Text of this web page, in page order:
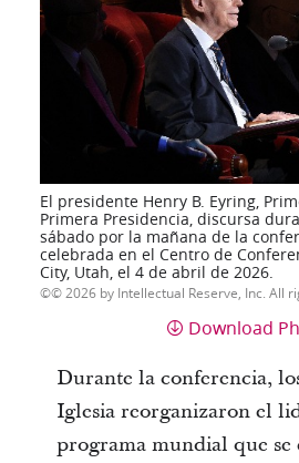
El presidente Henry B. Eyring,
Primera Presidencia, discursa
sábado por la mañana de la
celebrada en el Centro de
City, Utah, el 4 de abril de 2026.
© 2026 by Intellectual Reserve, Inc. All
Download
Durante la conferencia,
Iglesia reorganizaron el
programa mundial que se